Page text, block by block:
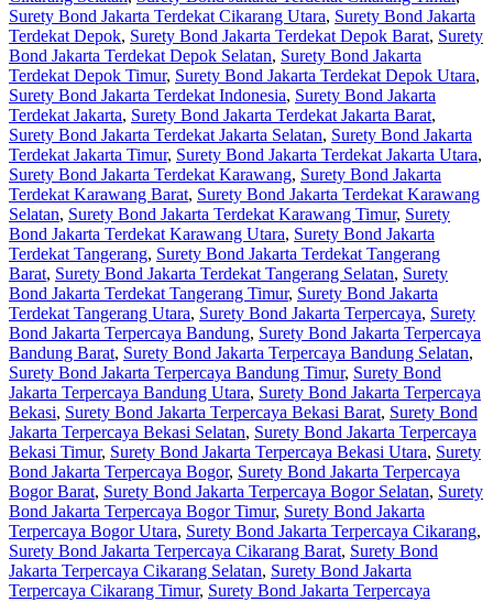
Surety Bond Jakarta Terdekat Cikarang Utara, Surety Bond Jakarta
Terdekat Depok, Surety Bond Jakarta Terdekat Depok Barat, Surety
Bond Jakarta Terdekat Depok Selatan, Surety Bond Jakarta
Terdekat Depok Timur, Surety Bond Jakarta Terdekat Depok Utara,
Surety Bond Jakarta Terdekat Indonesia, Surety Bond Jakarta
Terdekat Jakarta, Surety Bond Jakarta Terdekat Jakarta Barat,
Surety Bond Jakarta Terdekat Jakarta Selatan, Surety Bond Jakarta
Terdekat Jakarta Timur, Surety Bond Jakarta Terdekat Jakarta Utara,
Surety Bond Jakarta Terdekat Karawang, Surety Bond Jakarta
Terdekat Karawang Barat, Surety Bond Jakarta Terdekat Karawang
Selatan, Surety Bond Jakarta Terdekat Karawang Timur, Surety
Bond Jakarta Terdekat Karawang Utara, Surety Bond Jakarta
Terdekat Tangerang, Surety Bond Jakarta Terdekat Tangerang
Barat, Surety Bond Jakarta Terdekat Tangerang Selatan, Surety
Bond Jakarta Terdekat Tangerang Timur, Surety Bond Jakarta
Terdekat Tangerang Utara, Surety Bond Jakarta Terpercaya, Surety
Bond Jakarta Terpercaya Bandung, Surety Bond Jakarta Terpercaya
Bandung Barat, Surety Bond Jakarta Terpercaya Bandung Selatan,
Surety Bond Jakarta Terpercaya Bandung Timur, Surety Bond
Jakarta Terpercaya Bandung Utara, Surety Bond Jakarta Terpercaya
Bekasi, Surety Bond Jakarta Terpercaya Bekasi Barat, Surety Bond
Jakarta Terpercaya Bekasi Selatan, Surety Bond Jakarta Terpercaya
Bekasi Timur, Surety Bond Jakarta Terpercaya Bekasi Utara, Surety
Bond Jakarta Terpercaya Bogor, Surety Bond Jakarta Terpercaya
Bogor Barat, Surety Bond Jakarta Terpercaya Bogor Selatan, Surety
Bond Jakarta Terpercaya Bogor Timur, Surety Bond Jakarta
Terpercaya Bogor Utara, Surety Bond Jakarta Terpercaya Cikarang,
Surety Bond Jakarta Terpercaya Cikarang Barat, Surety Bond
Jakarta Terpercaya Cikarang Selatan, Surety Bond Jakarta
Terpercaya Cikarang Timur, Surety Bond Jakarta Terpercaya